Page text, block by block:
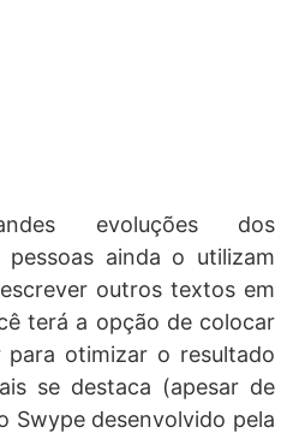
evoluções dos
pessoas ainda o utilizam
outros textos em
terá a opção de colocar
otimizar o resultado
se destaca (apesar de
Swype desenvolvido pela